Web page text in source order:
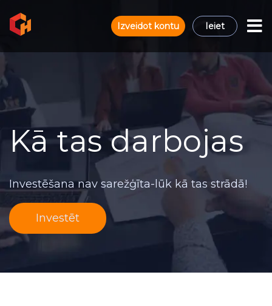
Izveidot kontu Ieiet
Kā tas darbojas
Investēšana nav sarežģīta-lūk kā tas strādā!
Investēt